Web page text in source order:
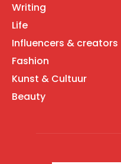
Writing
Life
Influencers & creators
Fashion
Kunst & Cultuur
Beauty